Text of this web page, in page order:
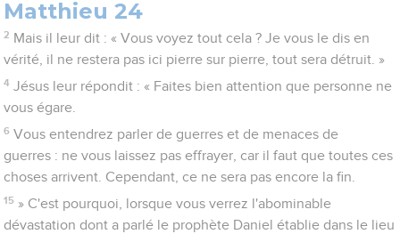
Matthieu 24
2 Mais il leur dit : « Vous voyez tout cela ? Je vous le dis en
vérité, il ne restera pas ici pierre sur pierre, tout sera détruit. »
4 Jésus leur répondit : « Faites bien attention que personne ne
vous égare.
6 Vous entendrez parler de guerres et de menaces de
guerres : ne vous laissez pas effrayer, car il faut que toutes ces
choses arrivent. Cependant, ce ne sera pas encore la fin.
15 » C'est pourquoi, lorsque vous verrez l'abominable
dévastation dont a parlé le prophète Daniel établie dans le lieu